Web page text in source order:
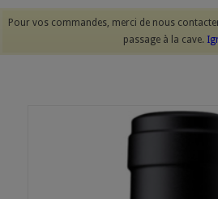
Pour vos commandes, merci de nous
passage à la cave.